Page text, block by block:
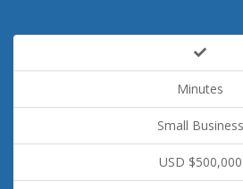
Minutes
Small Business
USD $500,000